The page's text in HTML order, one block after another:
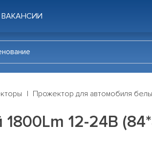
ВАКАНСИИ
Прожектор для автомобиля
12-24В